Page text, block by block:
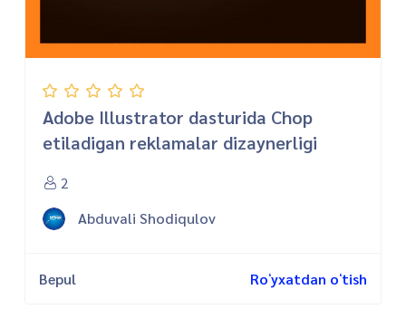
Adobe Illustrator dasturida Chop
etiladigan reklamalar dizaynerligi
2
Abduvali Shodiqulov
Bepul Roʻyxatdan oʻtish